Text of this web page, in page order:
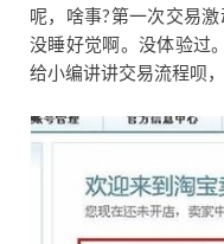
呢，啥事?第一次交易
没睡好觉啊。没体验过
给小编讲讲交易流程呗